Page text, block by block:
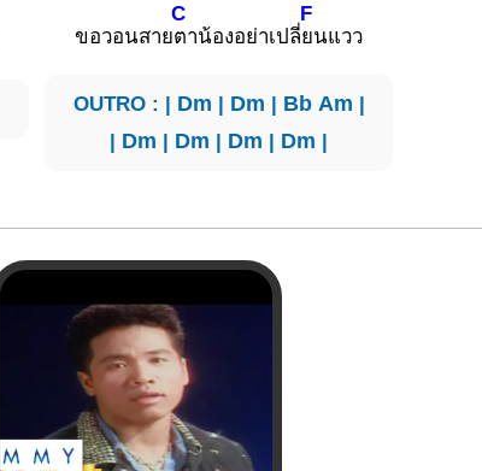
ขอวอนสาย
C
ตาน้องอย่าเปลี่
F
ยนแวว
OUTRO : | Dm | Dm | Bb Am |
| Dm | Dm | Dm | Dm |